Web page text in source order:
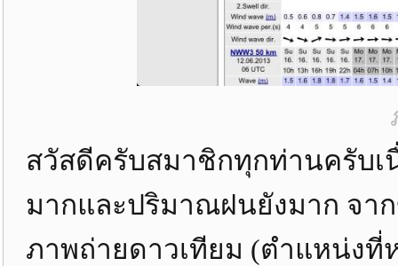
สวัสดีครับสมาชิกทุกท่านครับเ
มากและปริมาณฝนยังมาก จา
ภาพถ่ายดาวเทียม (ตำแหน่งที่